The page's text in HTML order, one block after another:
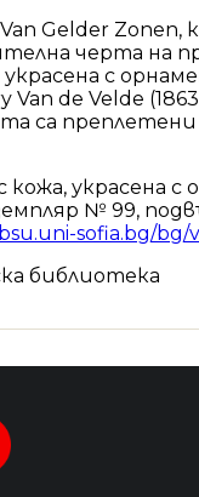
Gelder Zonen,
черта
с
de Velde
са
украсена
№ 99,
sofia.bg/bg/
библиотека